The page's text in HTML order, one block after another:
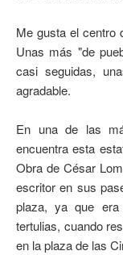
Me gusta el centro
Unas más "de
casi seguidas,
agradable.
En una de las
encuentra esta
Obra de César
escritor en sus
plaza, ya que
tertulias, cuando
en la plaza de las